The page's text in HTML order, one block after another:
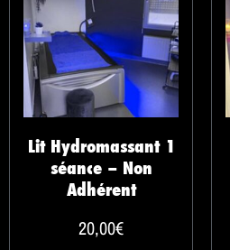
Lit Hydromassant 1
séance – Non
Adhérent
20,00€